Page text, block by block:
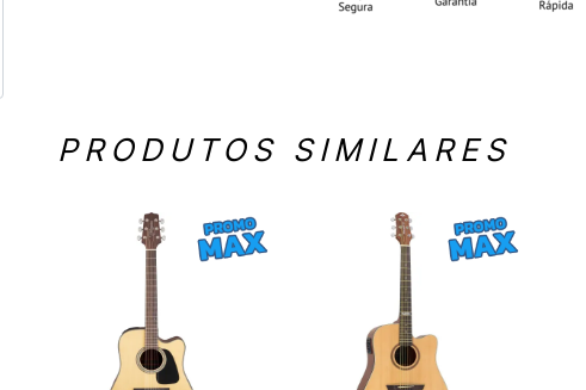
PRODUTOS SIMILARES